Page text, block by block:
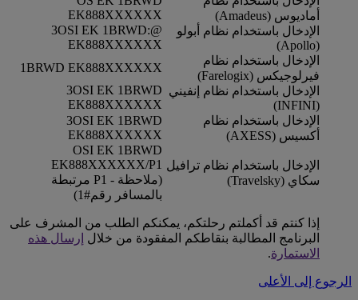
أماديوس (Amadeus)
EK888XXXXXX
الإدخال باستخدام نظام أبولو
(Apollo)
@:3OSI EK 1BRWD
EK888XXXXXX
الإدخال باستخدام نظام
فيرلوجيكس (Farelogix)
1BRWD EK888XXXXXX
الإدخال باستخدام نظام إنفيني
(INFINI)
3OSI EK 1BRWD
EK888XXXXXX
الإدخال باستخدام نظام
أكسيس (AXESS)
3OSI EK 1BRWD
EK888XXXXXX
الإدخال باستخدام نظام ترافيل
سكاي (Travelsky)
OSI EK 1BRWD
EK888XXXXXX/P1
(ملاحظة - P1 مرتبطة
بالمسافر رقم#1)
إذا كنتم قد أكملتم رحلتكم، يمكنكم الطلب من المشرف على
البرنامج المطالبة بنقاطكم المفقودة من خلال إرسال هذه
الاستمارة.
الرجوع إلى الأعلى